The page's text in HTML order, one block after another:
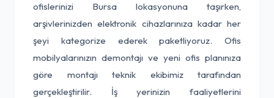
ofislerinizi Bursa lokasyonuna taşırken,
arşivlerinizden elektronik cihazlarınıza kadar her
şeyi kategorize ederek paketliyoruz. Ofis
mobilyalarınızın demontajı ve yeni ofis planınıza
göre montajı teknik ekibimiz tarafından
gerçekleştirilir. İş yerinizin faaliyetlerini